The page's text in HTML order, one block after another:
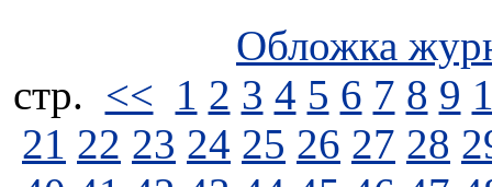
Обложка
стp. << 1 2 3 4 5 6 7 8 9
21 22 23 24 25 26 27 28